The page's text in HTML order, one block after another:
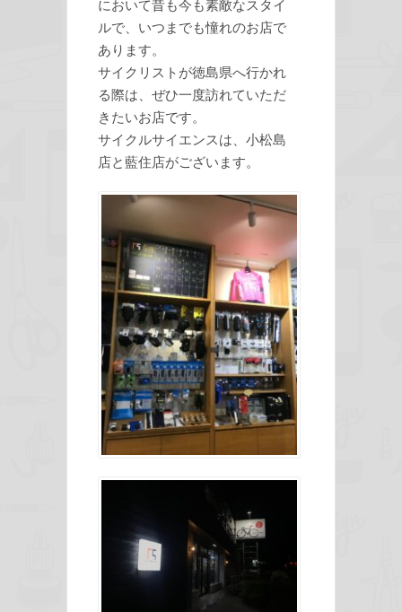
において昔も今も素敵なスタイ
ルで、いつまでも憧れのお店で
あります。
サイクリストが徳島県へ行かれ
る際は、ぜひ一度訪れていただ
きたいお店です。
サイクルサイエンスは、小松島
店と藍住店がございます。